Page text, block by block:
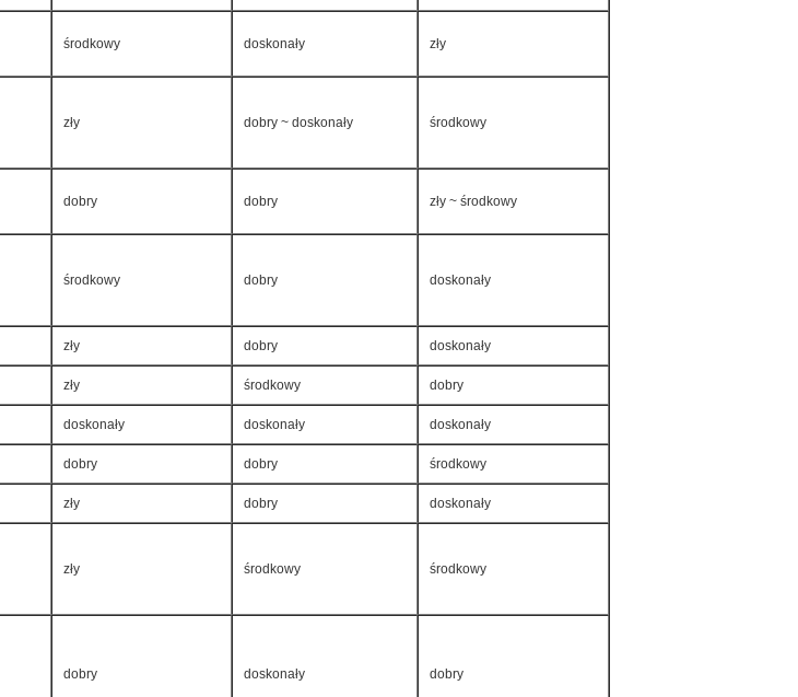
środkowy doskonały zły
zły dobry ~ doskonały środkowy
dobry dobry zły ~ środkowy
środkowy dobry doskonały
zły dobry doskonały
zły środkowy dobry
doskonały doskonały doskonały
dobry dobry środkowy
zły dobry doskonały
zły środkowy środkowy
dobry doskonały dobry